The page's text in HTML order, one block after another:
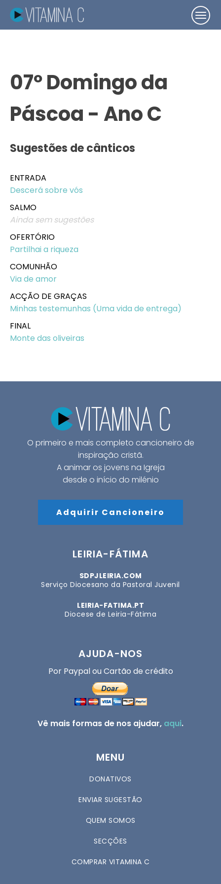
07º Domingo da
Páscoa - Ano C
Sugestões de cânticos
ENTRADA
Descerá sobre vós
SALMO
Ainda sem sugestões
OFERTÓRIO
Partilhai a riqueza
COMUNHÃO
Via de amor
ACÇÃO DE GRAÇAS
Minhas testemunhas (Uma vida de entrega)
FINAL
Monte das oliveiras
O primeiro e mais completo cancioneiro de
inspiração cristã.
A animar os jovens na Igreja
desde o início do milénio
Adquirir Cancioneiro
LEIRIA-FÁTIMA
SDPJLEIRIA.COM
Serviço Diocesano da Pastoral Juvenil
LEIRIA-FATIMA.PT
Diocese de Leiria-Fátima
AJUDA-NOS
Por Paypal ou Cartão de crédito
Vê mais formas de nos ajudar, aqui.
MENU
DONATIVOS
ENVIAR SUGESTÃO
QUEM SOMOS
SECÇÕES
COMPRAR VITAMINA C